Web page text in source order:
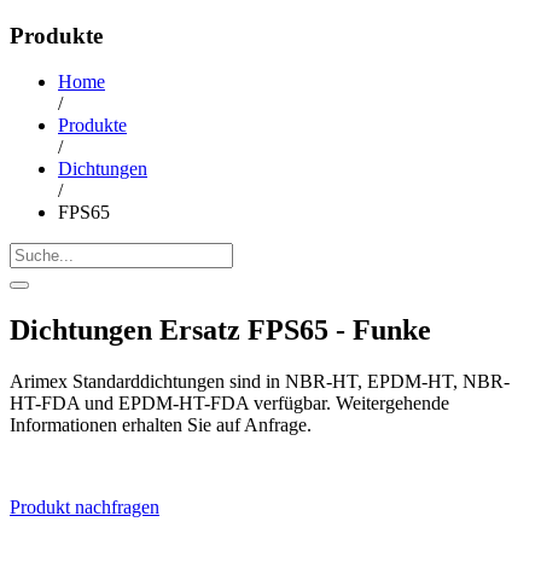
Produkte
Home
/
Produkte
/
Dichtungen
/
FPS65
Dichtungen Ersatz FPS65 - Funke
Arimex Standarddichtungen sind in NBR-HT, EPDM-HT, NBR-
HT-FDA und EPDM-HT-FDA verfügbar. Weitergehende
Informationen erhalten Sie auf Anfrage.
Produkt nachfragen